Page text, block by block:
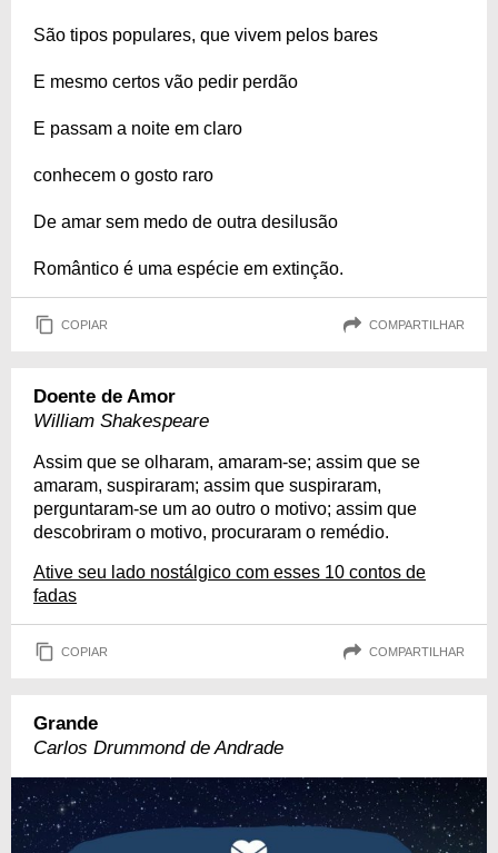
São tipos populares, que vivem pelos bares
E mesmo certos vão pedir perdão
E passam a noite em claro
conhecem o gosto raro
De amar sem medo de outra desilusão
Romântico é uma espécie em extinção.
COPIAR COMPARTILHAR
Doente de Amor
William Shakespeare
Assim que se olharam, amaram-se; assim que se
amaram, suspiraram; assim que suspiraram,
perguntaram-se um ao outro o motivo; assim que
descobriram o motivo, procuraram o remédio.
Ative seu lado nostálgico com esses 10 contos de
fadas
COPIAR COMPARTILHAR
Grande
Carlos Drummond de Andrade